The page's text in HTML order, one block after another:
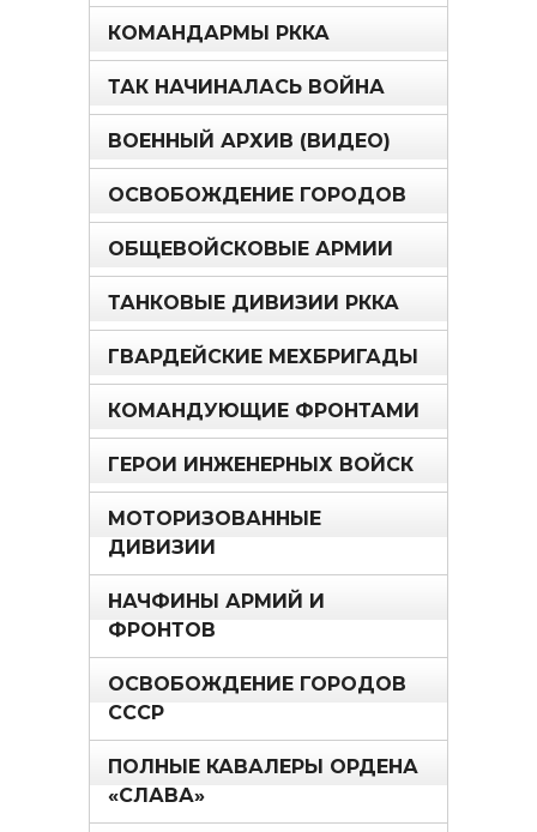
КОМАНДАРМЫ РККА
ТАК НАЧИНАЛАСЬ ВОЙНА
ВОЕННЫЙ АРХИВ (ВИДЕО)
ОСВОБОЖДЕНИЕ ГОРОДОВ
ОБЩЕВОЙСКОВЫЕ АРМИИ
ТАНКОВЫЕ ДИВИЗИИ РККА
ГВАРДЕЙСКИЕ МЕХБРИГАДЫ
КОМАНДУЮЩИЕ ФРОНТАМИ
ГЕРОИ ИНЖЕНЕРНЫХ ВОЙСК
МОТОРИЗОВАННЫЕ
ДИВИЗИИ
НАЧФИНЫ АРМИЙ И
ФРОНТОВ
ОСВОБОЖДЕНИЕ ГОРОДОВ
СССР
ПОЛНЫЕ КАВАЛЕРЫ ОРДЕНА
«СЛАВА»